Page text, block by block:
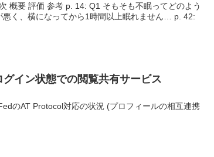
概要 評価 参考 p. 14: Q1 そもそも不眠ってどのよう
く、横になってから1時間以上眠れません… p. 42:
イン状態での閲覧共有サービス
のAT Protocol対応の状況 (プロフィールの相互連携